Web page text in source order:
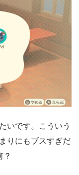
いです。こういう
りにもブスすぎだ
？